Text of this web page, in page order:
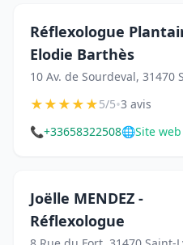
Réflexologue
Elodie Barthès
10 Av. de Sourdeval, 31470
★★★★★5/5•3 avis
📞+33658322508🌐Site web
Joëlle MENDEZ -
Réflexologue